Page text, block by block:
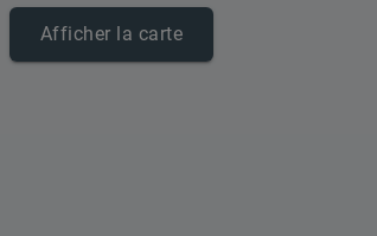
Afficher la carte